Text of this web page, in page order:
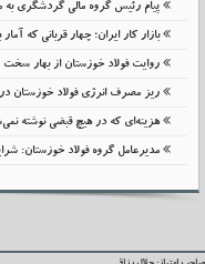
پیام رئیس گروه مالی گردشگری به
بازار کار ایران؛ چهار قربانی که آمار
روایت فولاد خوزستان از بهار سخت
ریز مصرف انرژی فولاد خوزستان در
هزینه‌ای که در هیچ قبضی نوشته
مدیرعامل گروه فولاد خوزستان: